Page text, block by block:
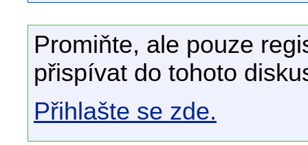
Promiňte, ale pouze
přispívat do tohoto
Přihlašte se zde.